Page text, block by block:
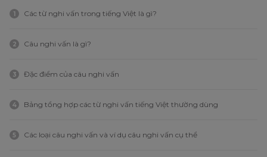
1 Các từ nghi vấn trong tiếng Việt là gì?
2 Câu nghi vấn là gì?
3 Đặc điểm của câu nghi vấn
4 Bảng tổng hợp các từ nghi vấn tiếng Việt thường dùng
5 Các loại câu nghi vấn và ví dụ câu nghi vấn cụ thể